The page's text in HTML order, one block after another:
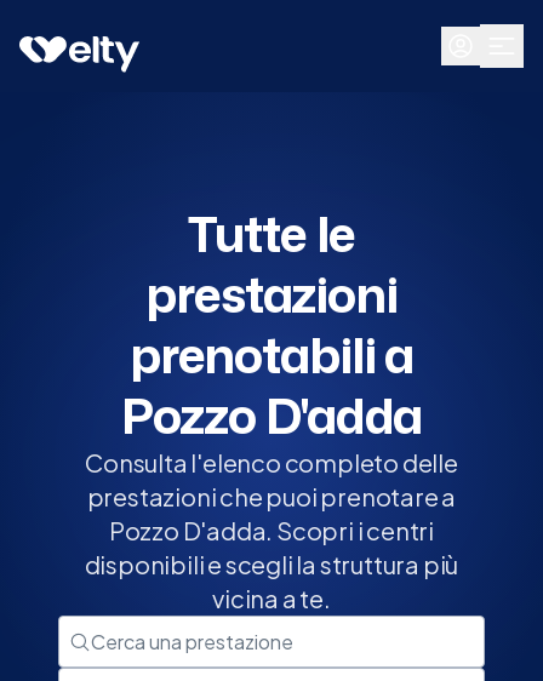
Prenota visita
Tutte le
prestazioni
prenotabili a
Pozzo D'adda
Consulta l'elenco completo delle
prestazioni che puoi prenotare a
Pozzo D'adda. Scopri i centri
disponibili e scegli la struttura più
vicina a te.